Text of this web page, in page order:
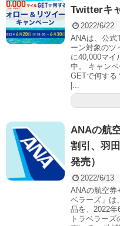
Twitterキ
2022/6/22
ANAは、公式
ーン対象のツ
に40,000マイ
中。 キャン
GETで何する
ANAの航
割引、羽
発売）
2022/6/13
ANAの航空券
ベラーズ」は
品を、2022
トラベラー